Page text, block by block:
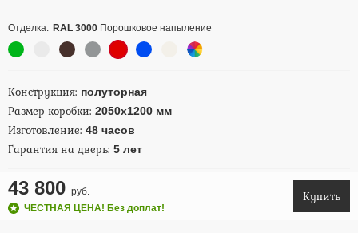
Отделка: RAL 3000 Порошковое напыление
Конструкция: полуторная
Размер коробки: 2050х1200 мм
Изготовление: 48 часов
Гарантия на дверь: 5 лет
43 800 руб.
ЧЕСТНАЯ ЦЕНА! Без доплат!
Купить